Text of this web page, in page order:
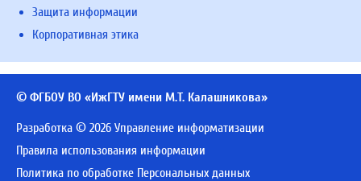
Защита информации
Корпоративная этика
© ФГБОУ ВО «ИжГТУ имени М.Т. Калашникова»
Разработка © 2026 Управление информатизации
Правила использования информации
Политика по обработке Персональных данных